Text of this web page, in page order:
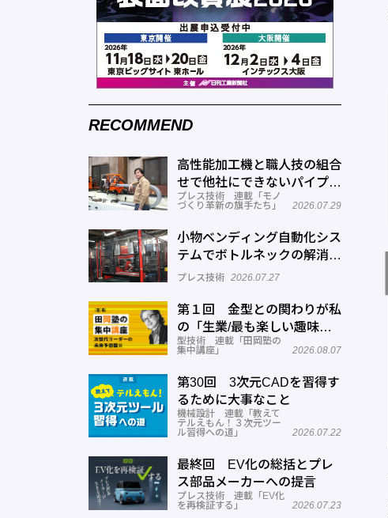
RECOMMEND
高性能加工機と職人技の組合
せで他社にできないパイプ曲
げを実現―ミナミ技研
プレス技術 連載「モノ
づくり革新の旗手たち」
2026.07.29
小物ベンディング自動化シス
テムでボトルネックの解消へ
─正幸産業
プレス技術 2026.07.27
第１回 金型との関わりが私
の「生業/最も楽しい趣味」
に！
型技術 連載「田岡塾の
集中講座」
2026.08.07
第30回 3次元CADを習得す
るために大事なこと
機械設計 連載「教えて
テルえもん！３次元ツー
ル習得への道」
2026.07.22
最終回 EV化の総括とプレ
ス部品メーカーへの提言
プレス技術 連載「EV化
を再検証する」
2026.07.23